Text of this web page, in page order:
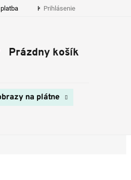
Kontakty
Prihlásenie
Nákupný
Prázdny košík
na plátne